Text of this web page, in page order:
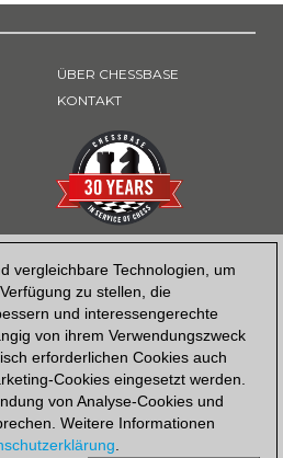
vergleichbare Technologien, um
zu stellen, die
und interessengerechte
von ihrem Verwendungszweck
erforderlichen Cookies auch
Cookies eingesetzt werden.
von Analyse-Cookies und
Weitere Informationen
.
ÜBER CHESSBASE
KONTAKT